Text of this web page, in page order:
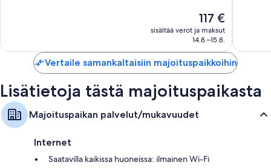
Hinta
on
117 €
117 €
sisältää verot ja maksut
14.8.–15.8.
Vertaile samankaltaisiin majoituspaikkoihin
Lisätietoja tästä majoituspaikasta
Majoituspaikan palvelut/mukavuudet
Internet
Saatavilla kaikissa huoneissa: ilmainen Wi-Fi